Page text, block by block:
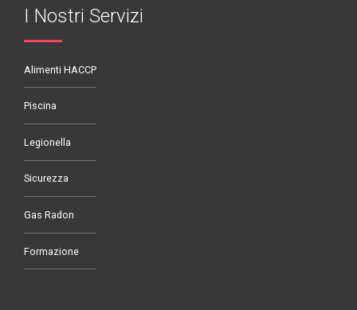
I Nostri Servizi
Alimenti HACCP
Piscina
Legionella
Sicurezza
Gas Radon
Formazione